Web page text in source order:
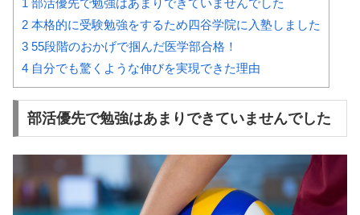
1 部活優先で勉強はあまりできていませんでした
2 本格的に受験勉強をするため四谷学院に入塾しました
3 55段階のおかげで掴んだ医学部合格！
4 自分でも驚くような伸びを実現できた理由
部活優先で勉強はあまりできていませんでした